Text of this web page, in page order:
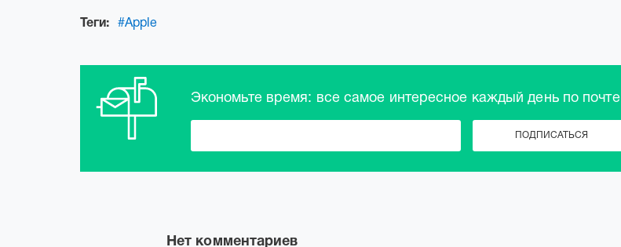
Теги: #Apple
Экономьте время: все самое интересное каждый день по почте
Нет комментариев